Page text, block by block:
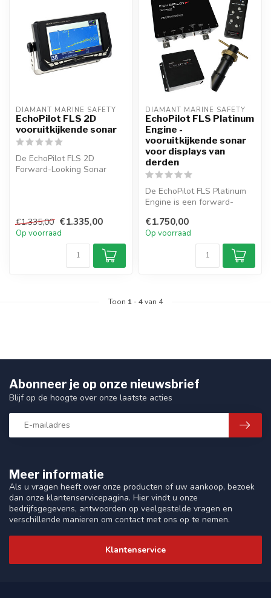
DIAMANT MARINE SAFETY
EchoPilot FLS 2D
vooruitkijkende sonar
De EchoPilot FLS 2D
Forward-Looking Sonar
€1.335,00 €1.335,00
Op voorraad
DIAMANT MARINE SAFETY
EchoPilot FLS Platinum
Engine -
vooruitkijkende sonar
voor displays van
derden
De EchoPilot FLS Platinum
Engine is een forward-
scher...
€1.750,00
Op voorraad
Toon 1 -4van 4
Meer informatie
Als u vragen heeft over onze producten of uw aankoop, bezoek
dan onze klantenservicepagina. Hier vindt u onze
bedrijfsgegevens, antwoorden op veelgestelde vragen en
verschillende manieren om contact met ons op te nemen.
Klantenservice
Abonneer je op onze nieuwsbrief
Blijf op de hoogte over onze laatste acties